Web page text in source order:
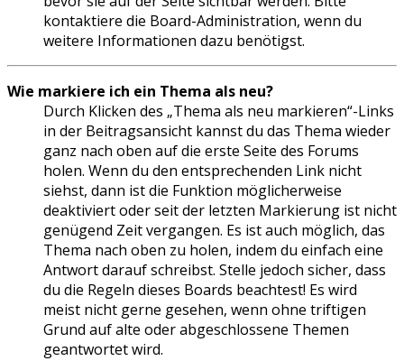
kontaktiere die Board-Administration, wenn du
weitere Informationen dazu benötigst.
Wie markiere ich ein Thema als neu?
Durch Klicken des „Thema als neu markieren“-Links
in der Beitragsansicht kannst du das Thema wieder
ganz nach oben auf die erste Seite des Forums
holen. Wenn du den entsprechenden Link nicht
siehst, dann ist die Funktion möglicherweise
deaktiviert oder seit der letzten Markierung ist nicht
genügend Zeit vergangen. Es ist auch möglich, das
Thema nach oben zu holen, indem du einfach eine
Antwort darauf schreibst. Stelle jedoch sicher, dass
du die Regeln dieses Boards beachtest! Es wird
meist nicht gerne gesehen, wenn ohne triftigen
Grund auf alte oder abgeschlossene Themen
geantwortet wird.